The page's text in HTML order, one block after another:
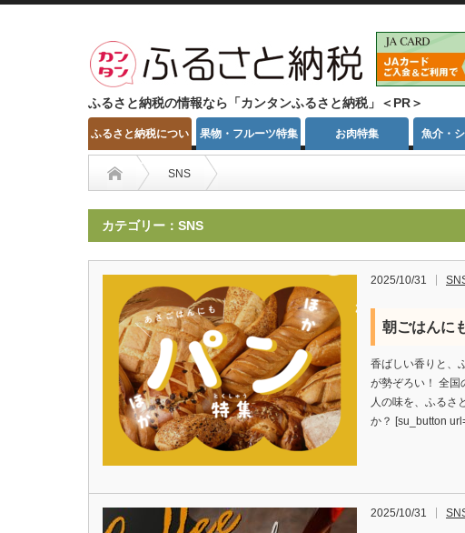
ふるさと納税の情報なら「カンタンふるさと納税」＜PR＞
ふるさと納税につい
て
果物・フルーツ特集 お肉特集 魚介・
SNS
カテゴリー：SNS
2025/10/31
朝ごはんに
香ばしい香りと、
が勢ぞろい！ 全国
人の味を、ふるさ
か？ [su_button
2025/10/31